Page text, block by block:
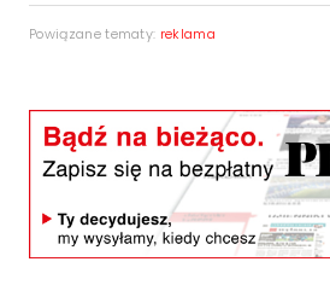
Powiązane tematy: reklama